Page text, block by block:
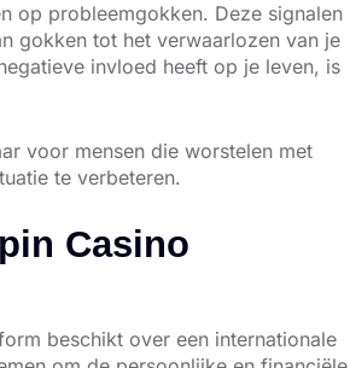
op probleemgokken. Deze signalen
gokken tot het verwaarlozen van je
invloed heeft op je leven, is
voor mensen die worstelen met
te verbeteren.
Casino
beschikt over een internationale